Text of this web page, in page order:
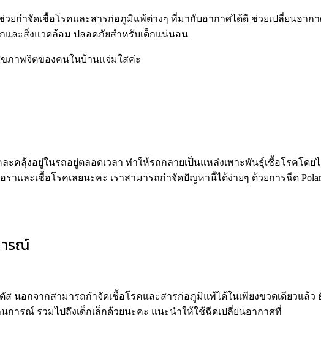
วยกำจัดเชื้อโรคและสารก่อภูมิแพ้ต่างๆ ที่มากับอากาศได้ดี ช่วยเปลี่ยนอาก
และสิ่งแวดล้อม ปลอดภัยสำหรับเด็กแน่นอน
ภาพจิตของคนในบ้านแจ่มใสค่ะ
คลุ้งอยู่ในรถอยู่ตลอดเวลา ทำให้รถกลายเป็นแหล่งเพาะพันธุ์เชื้อโรคโดย
ราและเชื้อโรคเลยนะคะ เราสามารถกำจัดปัญหานี้ได้ง่ายๆ ด้วยการฉีด
ารณ์
ส นอกจากสามารถกำจัดเชื้อโรคและสารก่อภูมิแพ้ได้ในเพียงขวดเดียวแล้ว
นการณ์ รวมไปถึงเด็กเล็กด้วยนะคะ แนะนำให้ใช้ฉีดเปลี่ยนอากาศที่